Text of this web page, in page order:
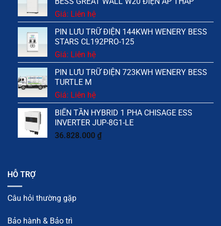
Giá: Liên hệ
PIN LƯU TRỮ ĐIỆN 144KWH WENERY BESS
STARS CL192PRO-125
Giá: Liên hệ
PIN LƯU TRỮ ĐIỆN 723KWH WENERY BESS
TURTLE M
Giá: Liên hệ
BIẾN TẦN HYBRID 1 PHA CHISAGE ESS
INVERTER JUP-8G1-LE
36.828.000 ₫
HỖ TRỢ
Câu hỏi thường gặp
Bảo hành & Bảo trì